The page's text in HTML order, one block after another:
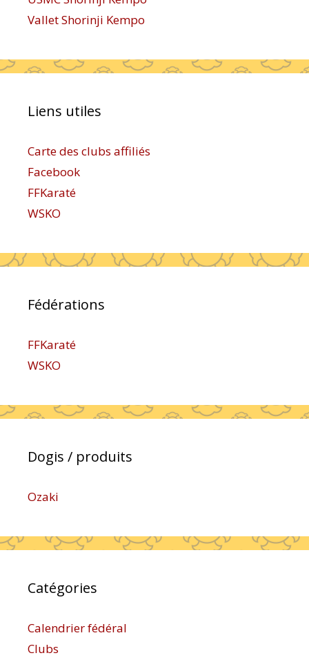
Vallet Shorinji Kempo
Liens utiles
Carte des clubs affiliés
Facebook
FFKaraté
WSKO
Fédérations
FFKaraté
WSKO
Dogis / produits
Ozaki
Catégories
Calendrier fédéral
Clubs